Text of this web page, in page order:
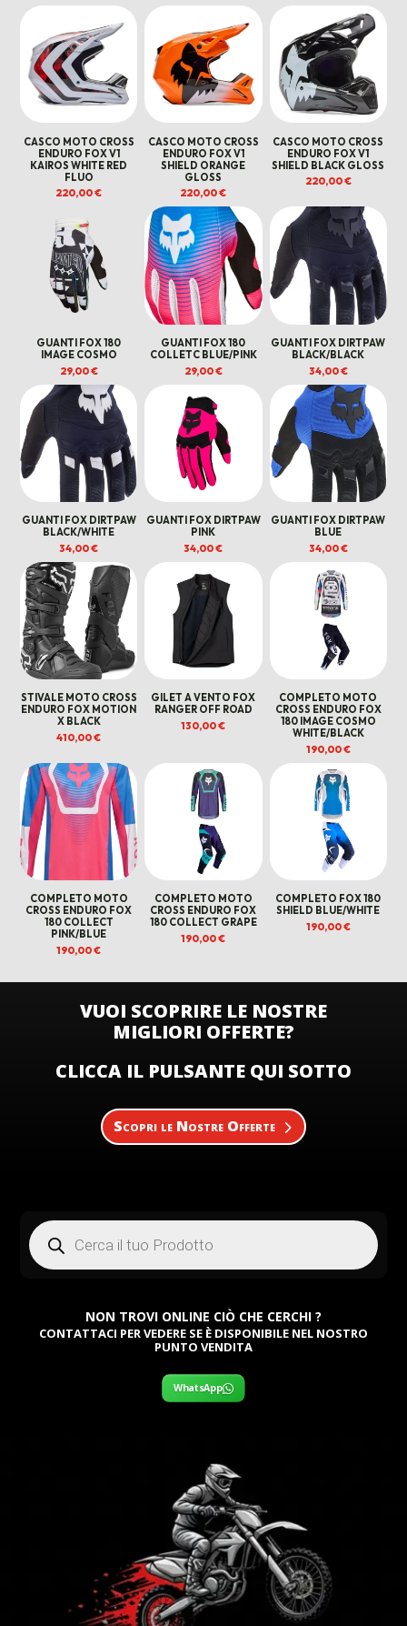
CASCO MOTO CROSS
ENDURO FOX V1
KAIROS WHITE RED
FLUO
220,00€
CASCO MOTO CROSS
ENDURO FOX V1
SHIELD ORANGE
GLOSS
220,00€
CASCO MOTO CROSS
ENDURO FOX V1
SHIELD BLACK GLOSS
220,00€
GUANTI FOX 180
IMAGE COSMO
29,00€
GUANTI FOX 180
COLLETC BLUE/PINK
29,00€
GUANTI FOX DIRTPAW
BLACK/BLACK
34,00€
GUANTI FOX DIRTPAW
BLACK/WHITE
34,00€
GUANTI FOX DIRTPAW
PINK
34,00€
GUANTI FOX DIRTPAW
BLUE
34,00€
STIVALE MOTO CROSS
ENDURO FOX MOTION
X BLACK
410,00€
GILET A VENTO FOX
RANGER OFF ROAD
130,00€
COMPLETO MOTO
CROSS ENDURO FOX
180 IMAGE COSMO
WHITE/BLACK
190,00€
COMPLETO MOTO
CROSS ENDURO FOX
180 COLLECT
PINK/BLUE
190,00€
COMPLETO MOTO
CROSS ENDURO FOX
180 COLLECT GRAPE
190,00€
COMPLETO FOX 180
SHIELD BLUE/WHITE
190,00€
VUOI SCOPRIRE LE NOSTRE
MIGLIORI OFFERTE?
CLICCA IL PULSANTE QUI SOTTO
Scopri le Nostre Offerte
Products
search
NON TROVI ONLINE CIÒ CHE CERCHI ?
CONTATTACI PER VEDERE SE È DISPONIBILE NEL NOSTRO
PUNTO VENDITA
WhatsApp